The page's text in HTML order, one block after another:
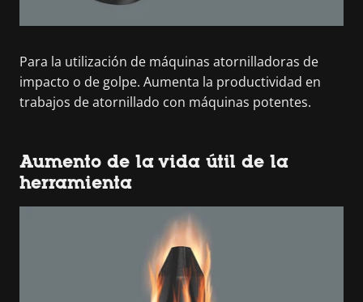
Para la utilización de máquinas atornilladoras de
impacto o de golpe. Aumenta la productividad en
trabajos de atornillado con máquinas potentes.
Aumento de la vida útil de la
herramienta